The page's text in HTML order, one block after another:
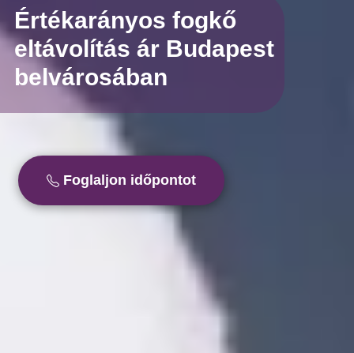
Értékarányos fogkő
eltávolítás ár Budapest
belvárosában
Foglaljon időpontot